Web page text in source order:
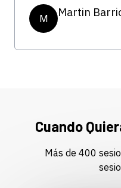
M Martin
Cuando
Más de 400